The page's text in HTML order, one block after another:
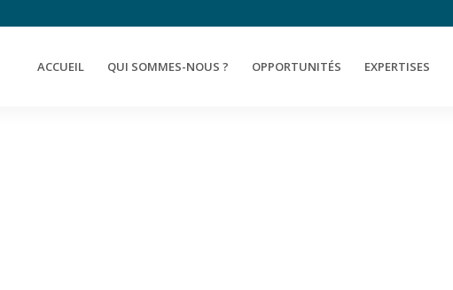
ACCUEIL QUI SOMMES-NOUS ? OPPORTUNITÉS EXPERTISES